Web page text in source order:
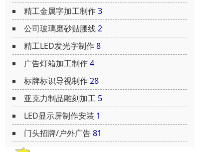
精工金属字加工制作3
公司玻璃磨砂贴腰线2
精工LED发光字制作8
广告灯箱加工制作4
标牌标识导视制作28
亚克力制品雕刻加工 5
LED显示屏制作安装 1
门头招牌/户外广告81